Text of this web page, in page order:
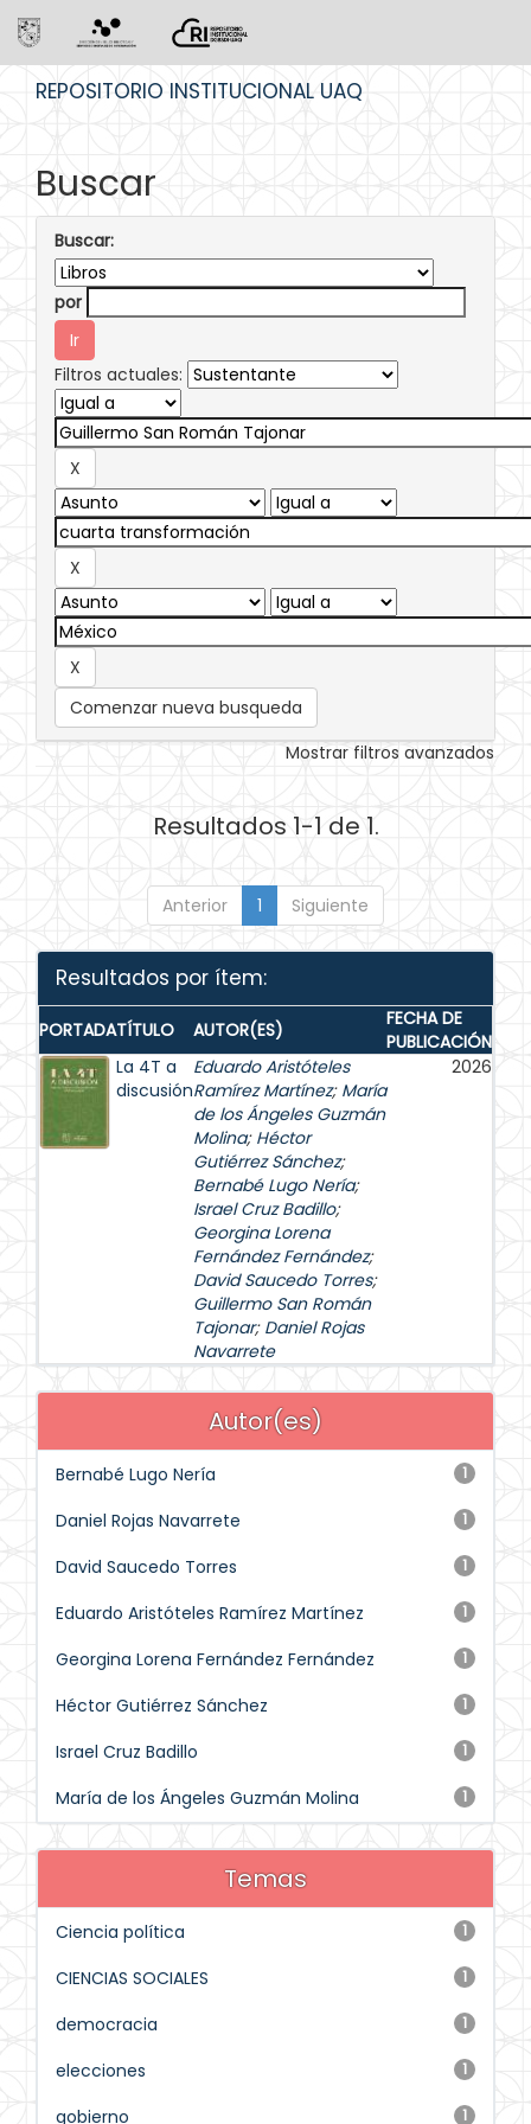
REPOSITORIO INSTITUCIONAL UAQ
Buscar
Buscar:
por
Filtros actuales:
Comenzar nueva busqueda
Mostrar filtros avanzados
Resultados 1-1 de 1.
Anterior 1 Siguiente
Resultados por ítem:
PORTADATÍTULO AUTOR(ES)
FECHA DE
PUBLICACIÓN
La 4T a
discusión
Eduardo Aristóteles
Ramírez Martínez; María
de los Ángeles Guzmán
Molina; Héctor
Gutiérrez Sánchez;
Bernabé Lugo Nería;
Israel Cruz Badillo;
Georgina Lorena
Fernández Fernández;
David Saucedo Torres;
Guillermo San Román
Tajonar; Daniel Rojas
Navarrete
2026
Autor(es)
1
Bernabé Lugo Nería
1
Daniel Rojas Navarrete
1
David Saucedo Torres
1
Eduardo Aristóteles Ramírez Martínez
1
Georgina Lorena Fernández Fernández
1
Héctor Gutiérrez Sánchez
1
Israel Cruz Badillo
1
María de los Ángeles Guzmán Molina
Temas
1
Ciencia política
1
CIENCIAS SOCIALES
1
democracia
1
elecciones
1
gobierno